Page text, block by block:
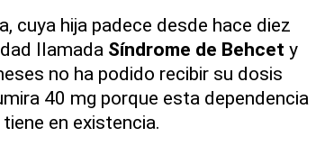
cuya hija padece desde hace diez
llamada Síndrome de Behcet y
no ha podido recibir su dosis
40 mg porque esta dependencia
en existencia.